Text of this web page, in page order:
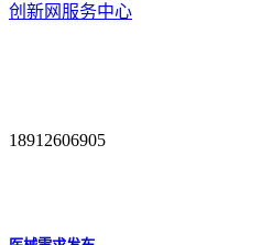
创新网服务中心
18912606905